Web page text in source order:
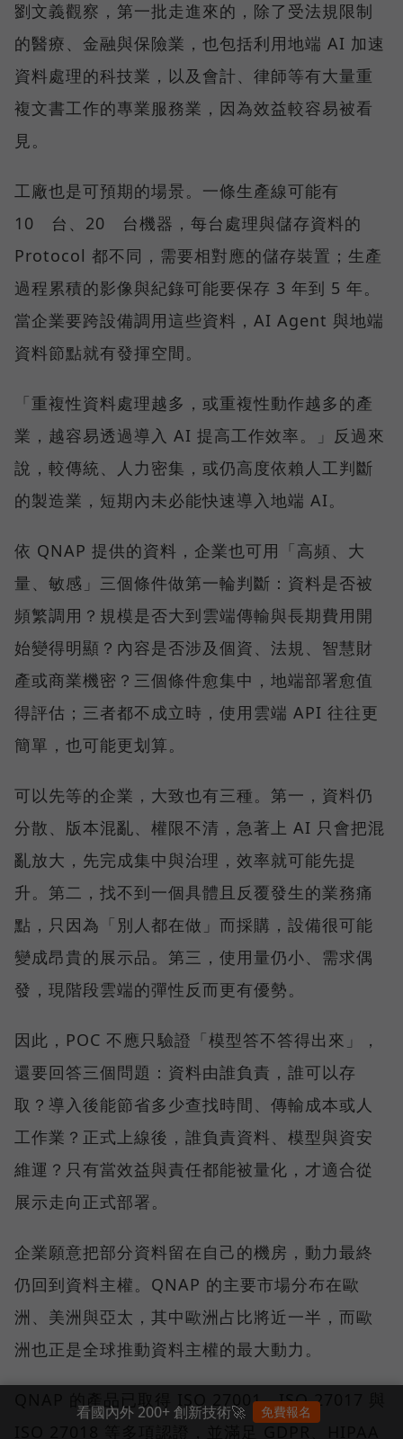
劉文義觀察，第一批走進來的，除了受法規限制
的醫療、金融與保險業，也包括利用地端 AI 加速
資料處理的科技業，以及會計、律師等有大量重
複文書工作的專業服務業，因為效益較容易被看
見。
工廠也是可預期的場景。一條生產線可能有
10 台、20 台機器，每台處理與儲存資料的
Protocol 都不同，需要相對應的儲存裝置；生產
過程累積的影像與紀錄可能要保存 3 年到 5 年。
當企業要跨設備調用這些資料，AI Agent 與地端
資料節點就有發揮空間。
「重複性資料處理越多，或重複性動作越多的產
業，越容易透過導入 AI 提高工作效率。」反過來
說，較傳統、人力密集，或仍高度依賴人工判斷
的製造業，短期內未必能快速導入地端 AI。
依 QNAP 提供的資料，企業也可用「高頻、大
量、敏感」三個條件做第一輪判斷：資料是否被
頻繁調用？規模是否大到雲端傳輸與長期費用開
始變得明顯？內容是否涉及個資、法規、智慧財
產或商業機密？三個條件愈集中，地端部署愈值
得評估；三者都不成立時，使用雲端 API 往往更
簡單，也可能更划算。
可以先等的企業，大致也有三種。第一，資料仍
分散、版本混亂、權限不清，急著上 AI 只會把混
亂放大，先完成集中與治理，效率就可能先提
升。第二，找不到一個具體且反覆發生的業務痛
點，只因為「別人都在做」而採購，設備很可能
變成昂貴的展示品。第三，使用量仍小、需求偶
發，現階段雲端的彈性反而更有優勢。
因此，POC 不應只驗證「模型答不答得出來」，
還要回答三個問題：資料由誰負責，誰可以存
取？導入後能節省多少查找時間、傳輸成本或人
工作業？正式上線後，誰負責資料、模型與資安
維運？只有當效益與責任都能被量化，才適合從
展示走向正式部署。
企業願意把部分資料留在自己的機房，動力最終
仍回到資料主權。QNAP 的主要市場分布在歐
洲、美洲與亞太，其中歐洲占比將近一半，而歐
洲也正是全球推動資料主權的最大動力。
QNAP 的產品已取得 ISO 27001、ISO 27017 與
看國內外 200+ 創新技術🚀 免費報名